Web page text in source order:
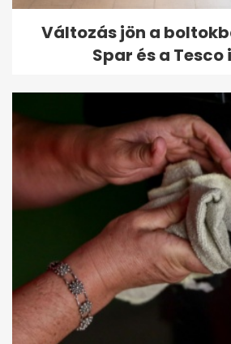
Változás jön a
Spar és a Tesco